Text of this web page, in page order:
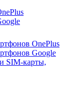
OnePlus
Google
SIM-карты,